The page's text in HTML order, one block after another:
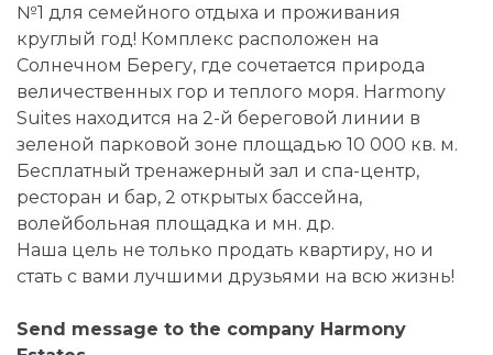
№1 для семейного отдыха и проживания
круглый год! Комплекс расположен на
Солнечном Берегу, где сочетается природа
величественных гор и теплого моря. Harmony
Suites находится на 2-й береговой линии в
зеленой парковой зоне площадью 10 000 кв. м.
Бесплатный тренажерный зал и спа-центр,
ресторан и бар, 2 открытых бассейна,
волейбольная площадка и мн. др.
Наша цель не только продать квартиру, но и
стать с вами лучшими друзьями на всю жизнь!
Send message to the company Harmony